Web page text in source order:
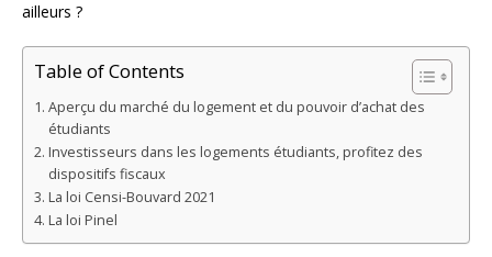
ailleurs ?
Table of Contents
Aperçu du marché du logement et du pouvoir d’achat des
étudiants
Investisseurs dans les logements étudiants, profitez des
dispositifs fiscaux
La loi Censi-Bouvard 2021
La loi Pinel